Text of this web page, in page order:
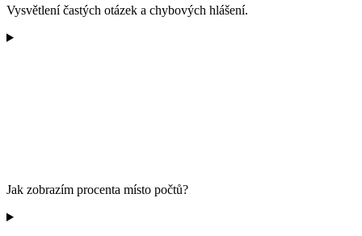
Vysvětlení častých otázek a chybových hlášení.
Jak zobrazím procenta místo počtů?